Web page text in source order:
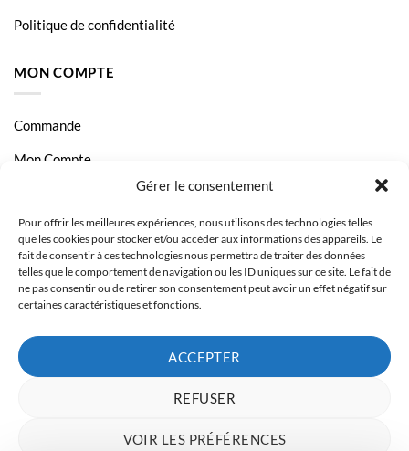
Gérer le consentement
Pour offrir les meilleures expériences, nous utilisons des technologies telles
que les cookies pour stocker et/ou accéder aux informations des appareils. Le
fait de consentir à ces technologies nous permettra de traiter des données
telles que le comportement de navigation ou les ID uniques sur ce site. Le fait de
ne pas consentir ou de retirer son consentement peut avoir un effet négatif sur
certaines caractéristiques et fonctions.
ACCEPTER
REFUSER
VOIR LES PRÉFÉRENCES
Politique de confidentialité
MON COMPTE
Commande
Mon Compte
Livraison et Paiement
Page Contact